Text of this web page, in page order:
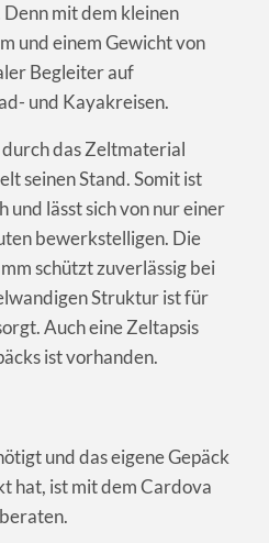
mit dem kleinen
und einem Gewicht von
Begleiter auf
und Kayakreisen.
das Zeltmaterial
seinen Stand. Somit ist
und lässt sich von nur einer
bewerkstelligen. Die
schützt zuverlässig bei
Struktur ist für
Auch eine Zeltapsis
ist vorhanden.
und das eigene Gepäck
hat, ist mit dem Cardova